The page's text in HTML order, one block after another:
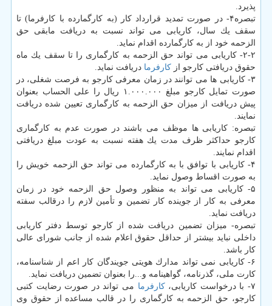
پذیرد.
تبصره۴- در صورت تمدید قرارداد كار (به كارگمارده با كارفرما) تا
سقف یك سال، كاریابی می تواند نسبت به دریافت مابقی حق
الزحمه خود از به كارگمارده اقدام نماید.
۲-۲- كاریابی می تواند حق الزحمه به كارگماری را تا سقف یك ماه
حقوق دریافتی كارجو از كارفرما دریافت نماید.
۳- كاریابی ها می توانند در زمان معرفی كارجو به فرصت شغلی، در
صورت تمایل كارجو مبلغ ۱.۰۰۰.۰۰۰ ریال را علی الحساب بعنوان
پیش دریافت از میزان حق الزحمه به كارگماری تعیین شده دریافت
نمایند.
تبصره: كاریابی ها موظف می باشند در صورت عدم به كارگماری
كارجو حداكثر ظرف مدت یك هفته نسبت به عودت مبلغ دریافتی
اقدام نمایند.
۴- كاریابی با توافق با به كارگمارده می تواند حق الزحمه خویش را
به صورت اقساط وصول نماید.
۵- كاریابی می تواند به منظور وصول حق الزحمه خود در زمان
معرفی به كار از جوینده كار تضمین و تأمین لازم را درقالب سفته
دریافت نماید.
تبصره- میزان تضمین دریافت شده از كارجو توسط دفتر كاریابی
داخلی نباید بیشتر از حداقل حقوق اعلام شده از جانب شورای عالی
كار باشد.
۶- كاریابی نمی تواند مدارك هویتی جویندگان كار اعم از شناسنامه،
كارت ملی، گذرنامه، گواهینامه و...را بعنوان تضمین دریافت نماید.
۷- با درخواست كاریابی،
كارفرما می تواند در صورت رضایت كتبی
كارجو، حق الزحمه به كارگماری را در قالب مساعده از حقوق وی